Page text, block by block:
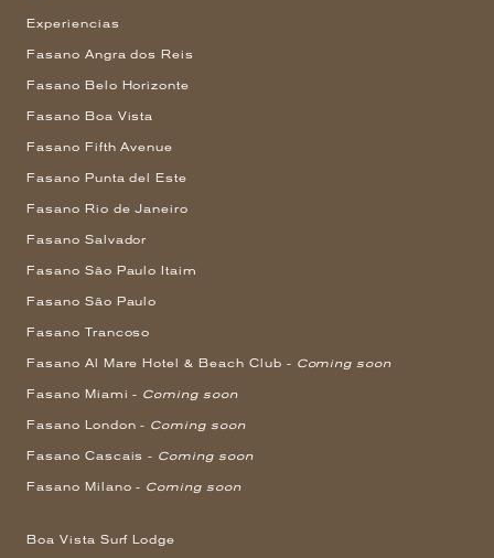
Experiencias
Fasano Angra dos Reis
Fasano Belo Horizonte
Fasano Boa Vista
Fasano Fifth Avenue
Fasano Punta del Este
Fasano Rio de Janeiro
Fasano Salvador
Fasano São Paulo Itaim
Fasano São Paulo
Fasano Trancoso
Fasano Al Mare Hotel & Beach Club - Coming soon
Fasano Miami - Coming soon
Fasano London - Coming soon
Fasano Cascais - Coming soon
Fasano Milano - Coming soon
Boa Vista Surf Lodge